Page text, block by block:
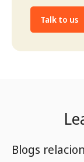
Talk to us
Blogs